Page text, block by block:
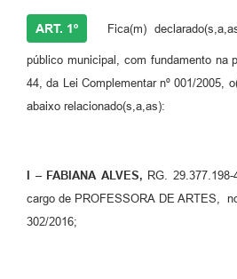
ART. 1º Fica(m)
público municipal, com fundamento na
44, da Lei Complementar nº 001/2005,
abaixo relacionado(s,a,as):
I – FABIANA ALVES, RG.
cargo de PROFESSORA DE ARTES,
302/2016;